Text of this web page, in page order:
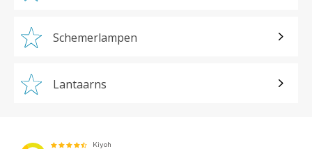
Schemerlampen
Lantaarns